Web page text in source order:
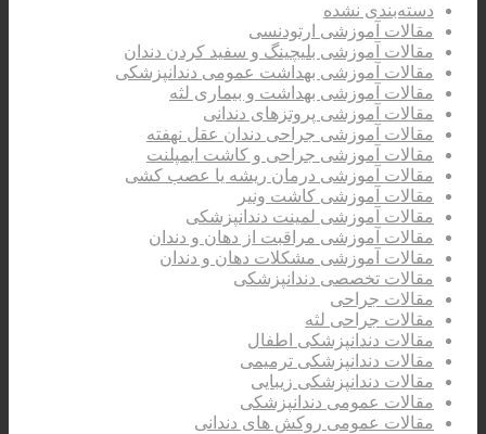
دسته‌بندی نشده
مقالات آموزشی ارتودنسی
مقالات آموزشی بلیچینگ و سفید کردن دندان
مقالات آموزشی بهداشت عمومی دندانپزشکی
مقالات آموزشی بهداشت و بیماری لثه
مقالات آموزشی پروتزهای دندانی
مقالات آموزشی جراحی دندان عقل نهفته
مقالات آموزشی جراحی و کاشت ایمپلنت
مقالات آموزشی درمان ریشه یا عصب کشی
مقالات آموزشی کاشت ونیر
مقالات آموزشی لمینت دندانپزشکی
مقالات آموزشی مراقبت از دهان و دندان
مقالات آموزشی مشکلات دهان و دندان
مقالات تخصصی دندانپزشکی
مقالات جراحی
مقالات جراحی لثه
مقالات دندانپزشکی اطفال
مقالات دندانپزشکی ترمیمی
مقالات دندانپزشکی زیبایی
مقالات عمومی دندانپزشکی
مقالات عمومی روکش های دندانی